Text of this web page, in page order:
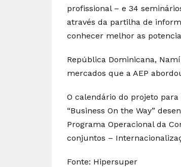
profissional – e 34
através da partilha de
conhecer melhor as
República Dominicana,
mercados que a AEP
O calendário do projeto
“Business On the Way”
Programa Operacional da
conjuntos –
Fonte: Hipersuper